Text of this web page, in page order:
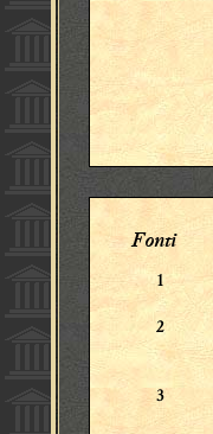
Fonti
1
2
3